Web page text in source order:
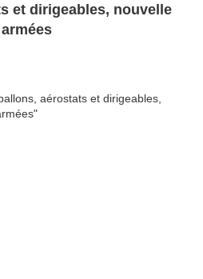
et dirigeables, nouvelle